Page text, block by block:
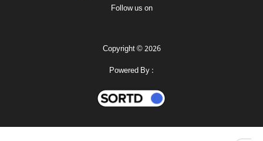
Follow us on
Copyright © 2026
Powered By :